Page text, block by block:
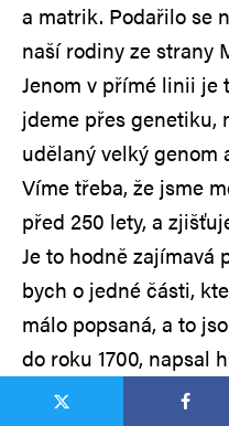
a matrik. Podařilo se
naší rodiny ze strany
Jenom v přímé linii je
jdeme přes genetiku,
udělaný velký genom
Víme třeba, že jsme
před 250 lety, a
Je to hodně zajímavá
bych o jedné části,
málo popsaná, a to
do roku 1700, napsal
základě naší rodiny.